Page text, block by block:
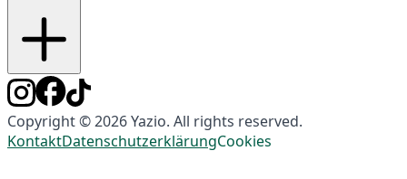
Copyright © 2026 Yazio. All rights reserved.
KontaktDatenschutzerklärungCookies